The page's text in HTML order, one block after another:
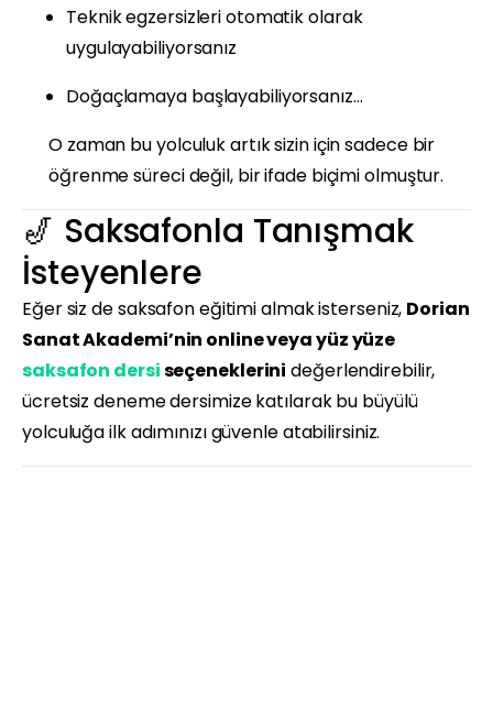
Teknik egzersizleri otomatik olarak
uygulayabiliyorsanız
Doğaçlamaya başlayabiliyorsanız…
O zaman bu yolculuk artık sizin için sadece bir
öğrenme süreci değil, bir ifade biçimi olmuştur.
🎷 Saksafonla Tanışmak
İsteyenlere
Eğer siz de saksafon eğitimi almak isterseniz, Dorian
Sanat Akademi’nin online veya yüz yüze
saksafon dersiseçeneklerini değerlendirebilir,
ücretsiz deneme dersimize katılarak bu büyülü
yolculuğa ilk adımınızı güvenle atabilirsiniz.